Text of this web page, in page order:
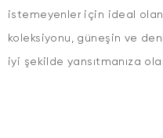
istemeyenler için ideal olan
koleksiyonu, güneşin ve
iyi şekilde